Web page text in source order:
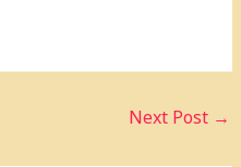
Next Post →